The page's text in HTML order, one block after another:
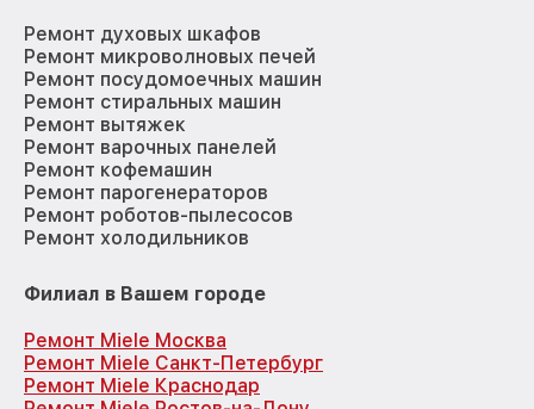
Ремонт духовых шкафов
Ремонт микроволновых печей
Ремонт посудомоечных машин
Ремонт стиральных машин
Ремонт вытяжек
Ремонт варочных панелей
Ремонт кофемашин
Ремонт парогенераторов
Ремонт роботов-пылесосов
Ремонт холодильников
Филиал в Вашем городе
Ремонт Miele Москва
Ремонт Miele Санкт-Петербург
Ремонт Miele Краснодар